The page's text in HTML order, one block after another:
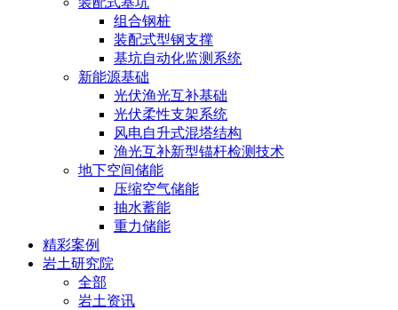
组合钢桩
装配式型钢支撑
基坑自动化监测系统
新能源基础
光伏渔光互补基础
光伏柔性支架系统
风电自升式混塔结构
渔光互补新型锚杆检测技术
地下空间储能
压缩空气储能
抽水蓄能
重力储能
精彩案例
岩土研究院
全部
岩土资讯